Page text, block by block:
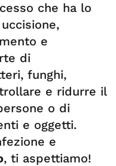
che ha lo
e
di
funghi,
e ridurre il
o di
e oggetti.
e
, ti aspettiamo!